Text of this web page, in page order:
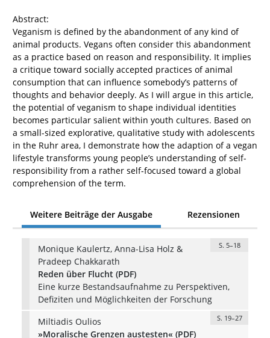
Abstract:
Veganism is defined by the abandonment of any kind of
animal products. Vegans often consider this abandonment
as a practice based on reason and responsibility. It implies
a critique toward socially accepted practices of animal
consumption that can influence somebody’s patterns of
thoughts and behavior deeply. As I will argue in this article,
the potential of veganism to shape individual identities
becomes particular salient within youth cultures. Based on
a small-sized explorative, qualitative study with adolescents
in the Ruhr area, I demonstrate how the adaption of a vegan
lifestyle transforms young people’s understanding of self-
responsibility from a rather self-focused toward a global
comprehension of the term.
Weitere Beiträge der Ausgabe Rezensionen
Monique Kaulertz, Anna-Lisa Holz &
Pradeep Chakkarath
S. 5–18
Reden über Flucht (PDF)
Eine kurze Bestandsaufnahme zu Perspektiven,
Defiziten und Möglichkeiten der Forschung
Miltiadis Oulios
S. 19–27
»Moralische Grenzen austesten« (PDF)